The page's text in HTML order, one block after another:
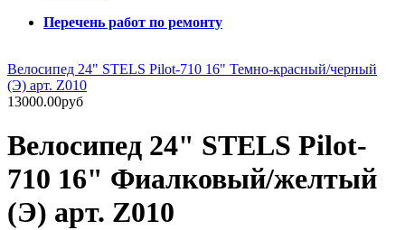
Перечень работ по ремонту
Велосипед 24" STELS Pilot-710 16" Темно-красный/черный
(Э) арт. Z010
13000.00руб
Велосипед 24" STELS Pilot-
710 16" Фиалковый/желтый
(Э) арт. Z010